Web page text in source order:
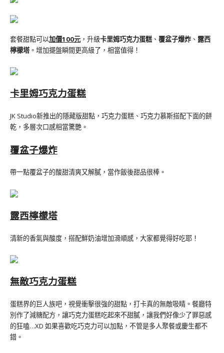
套餐甜點可以加價100元 ，升級卡里姆巧克力蛋糕 、 覆盆子爆炸 、 露西
檸檬塔。增加擺盤瞬間更高級了，相當值得！
卡里姆巧克力蛋糕
JK Studio新推出的隱藏版甜點，巧克力蛋糕、巧克力慕斯搭配下面的餅
乾，多層次口感相當驚艷。
覆盆子爆炸
帶一點覆盆子的酸甜清爽又解膩，當作飯後甜品很棒。
露西檸檬塔
清新的香氣與酸度，搭配鮮奶油增加滑順感，大家都覺得好吃耶！
無敵巧克力蛋糕
蛋糕界的巨人族吧，視覺衝擊很強的甜點，打卡真的無敵吸睛。餐廳特
別作了減糖配方，讓巧克力蛋糕吃起來不甜膩，讓我們好像少了罪惡感
的狂嗑…XD 如果喜歡吃巧克力可以加點，不管是多人聚餐或慶生都不
錯。